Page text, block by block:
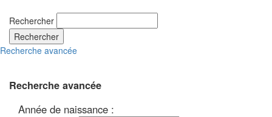
Rechercher
Rechercher
Recherche avancée
Recherche avancée
Année de naissance :